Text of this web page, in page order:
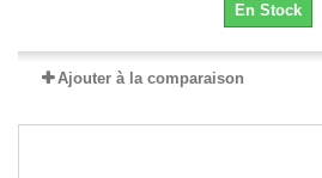
En Stock
Ajouter à la comparaison